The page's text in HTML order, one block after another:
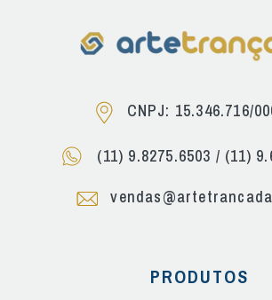
CNPJ: 15.346.716/
(11) 9.8275.6503 / (11)
PRODUTOS